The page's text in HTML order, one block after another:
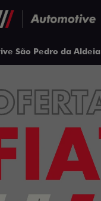
São Pedro da Aldeia